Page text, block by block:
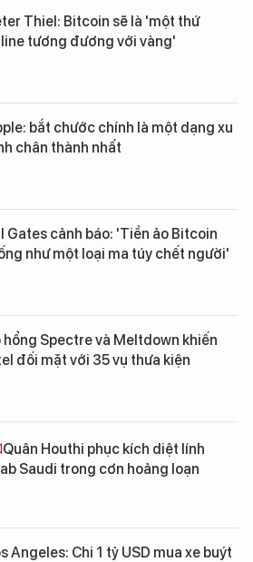
Thiel: Bitcoin sẽ là 'một thứ
tương đương với vàng'
bắt chước chính là một dạng xu
chân thành nhất
Gates cảnh báo: 'Tiền ảo Bitcoin
như một loại ma túy chết người'
hổng Spectre và Meltdown khiến
đối mặt với 35 vụ thưa kiện
Quân Houthi phục kích diệt lính
Saudi trong cơn hoảng loạn
Angeles: Chi 1 tỷ USD mua xe buýt